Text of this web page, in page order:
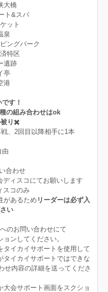
大橋
ト&スパ
ット
泉
ングパーク
特区
遺跡
亭
港
す！
の組み合わせはok
被り✖️
、2回目以降相手に1本
由
合わせ
ディスコにてお願いします
スコのみ
があるため リーダーは必ず入
い
のお問い合わせにて
ンしてください。
タイカイサポートを使用して
タイカイサポートではできな
せ内容の詳細を送ってくださ
会サポート画面をスクショ